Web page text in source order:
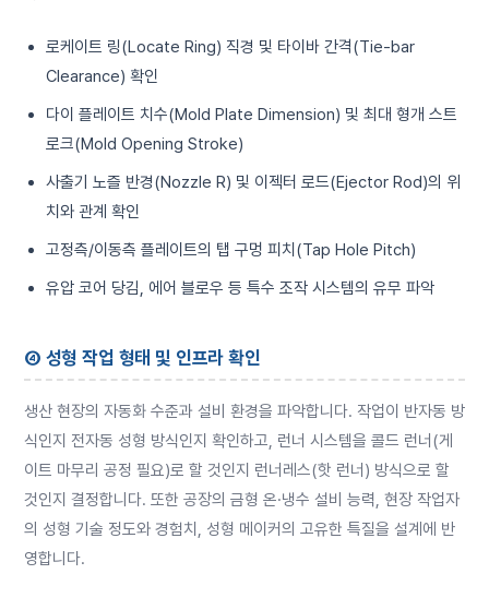
로케이트 링(Locate Ring) 직경 및 타이바 간격(Tie-bar
Clearance) 확인
다이 플레이트 치수(Mold Plate Dimension) 및 최대 형개 스트
로크(Mold Opening Stroke)
사출기 노즐 반경(Nozzle R) 및 이젝터 로드(Ejector Rod)의 위
치와 관계 확인
고정측/이동측 플레이트의 탭 구멍 피치(Tap Hole Pitch)
유압 코어 당김, 에어 블로우 등 특수 조작 시스템의 유무 파악
④ 성형 작업 형태 및 인프라 확인
생산 현장의 자동화 수준과 설비 환경을 파악합니다. 작업이 반자동 방
식인지 전자동 성형 방식인지 확인하고, 런너 시스템을 콜드 런너(게
이트 마무리 공정 필요)로 할 것인지 런너레스(핫 런너) 방식으로 할
것인지 결정합니다. 또한 공장의 금형 온·냉수 설비 능력, 현장 작업자
의 성형 기술 정도와 경험치, 성형 메이커의 고유한 특질을 설계에 반
영합니다.